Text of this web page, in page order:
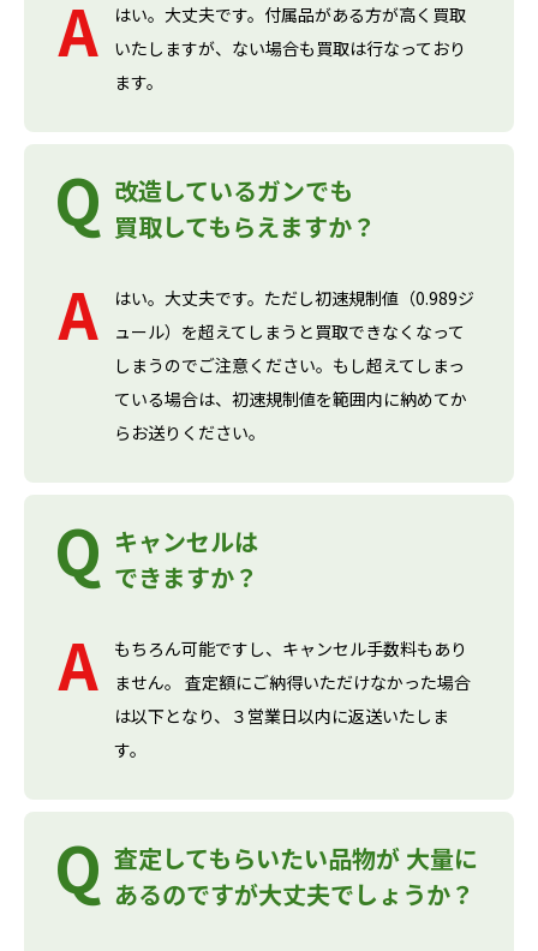
はい。大丈夫です。付属品がある方が高く買取
いたしますが、ない場合も買取は行なっており
ます。
改造しているガンでも
買取してもらえますか？
はい。大丈夫です。ただし初速規制値（0.989ジ
ュール）を超えてしまうと買取できなくなって
しまうのでご注意ください。もし超えてしまっ
ている場合は、初速規制値を範囲内に納めてか
らお送りください。
キャンセルは
できますか？
もちろん可能ですし、キャンセル手数料もあり
ません。 査定額にご納得いただけなかった場合
は以下となり、３営業日以内に返送いたしま
す。
査定してもらいたい品物が 大量に
あるのですが大丈夫でしょうか？